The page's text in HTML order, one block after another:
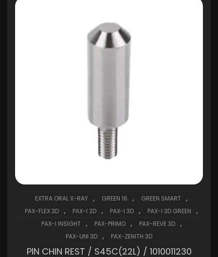
EXTRA ORAL X-RAY , GREEN 16 , GREEN SMART ,
PAX-FLEX 3D , PAX-I 2D , PAX-I 3D , PAX-I 3D GREEN ,
PAX-I INSIGHT , PAX-PRIMO , PAX-REVE 3D ,
PAX-UNI 3D , PAX-ZENITH 3D
PIN CHIN REST / S45C(22L) / 1010011230